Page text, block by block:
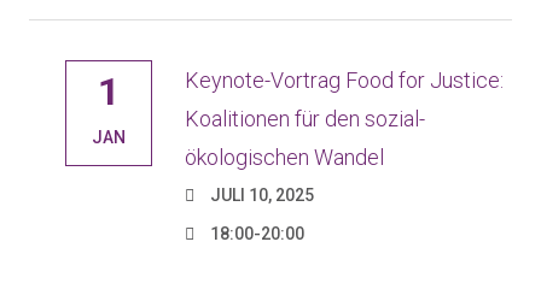
1
JAN
Keynote-Vortrag Food for Justice:
Koalitionen für den sozial-
ökologischen Wandel
JULI 10, 2025
18:00-20:00